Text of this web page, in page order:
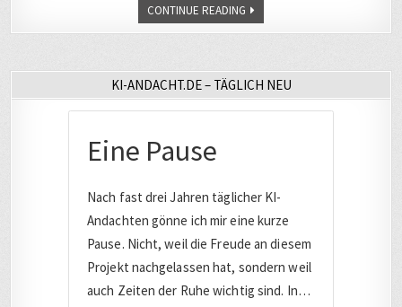
CONTINUE READING
KI-ANDACHT.DE – TÄGLICH NEU